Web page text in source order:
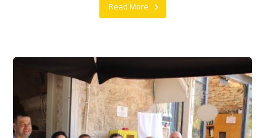
Read More